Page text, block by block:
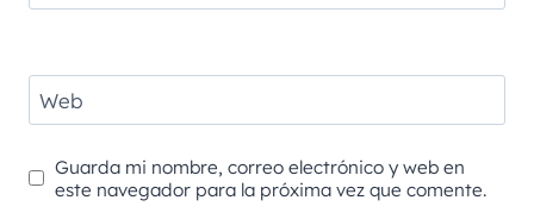
Web
Guarda mi nombre, correo electrónico y web en
este navegador para la próxima vez que comente.